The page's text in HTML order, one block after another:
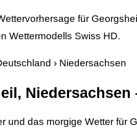
für
Wettermodells Swiss HD.
› Niedersachsen
Niedersachsen
und das morgige Wetter für